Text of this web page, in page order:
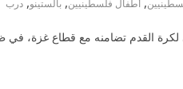
أطفال فلسطينيين بالستينو درب
لكرة القدم تضامنه مع قطاع غزة، في